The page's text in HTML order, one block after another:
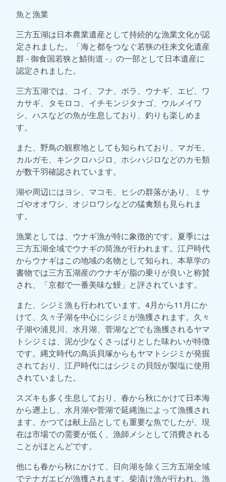
魚と漁業
三方五湖は日本農業遺産として持続的な漁業文化が認
定されました。「海と都をつなぐ若狭の往来文化遺産
群 - 御食国若狭と鯖街道 -」の一部として日本遺産に
認定されました。
三方五湖では、コイ、フナ、ボラ、ウナギ、エビ、ワ
カサギ、タモロコ、イチモンジタナゴ、ウルメイワ
シ、ハスなどの魚が生息しており、釣りも楽しめま
す。
また、野鳥の観察地としても知られており、マガモ、
カルガモ、キンクロハジロ、ホシハジロなどのカモ類
が数千羽確認されています。
湖や周辺にはヨシ、マコモ、ヒシの群落があり、ミサ
ゴやオオワシ、オジロワシなどの猛禽類も見られま
す。
漁業としては、ウナギ漁が特に象徴的です。夏季には
三方五湖全域でウナギの筒漁が行われます。江戸時代
からウナギはこの地域の名物として知られ、本草学の
書物では三方五湖産のウナギが脂の乗りが良いと称賛
され、「京都で一番美味な鰻」と評されています。
また、シジミ漁も行われています。4月から11月にか
けて、久々子湖を中心にシジミが漁獲されます。久々
子湖や浦見川、水月湖、菅湖などでも漁獲されるヤマ
トシジミは、泥が少なくさっぱりとした味わいが特徴
です。縄文時代の鳥浜貝塚からもヤマトシジミが発掘
されており、江戸時代にはシジミの貝殻が製塩に使用
されていました。
スズキも多く生息しており、春から秋にかけて日本海
から遡上し、水月湖や菅湖で延縄漁によって漁獲され
ます。かつては献上品としても重要な魚でしたが、現
在は市場での需要が低く、漁師メシとして消費される
ことがほとんどです。
他にも春から秋にかけて、日向湖を除く三方五湖全域
でテナガエビが漁獲されます。柴漬け漁が行われ、漁